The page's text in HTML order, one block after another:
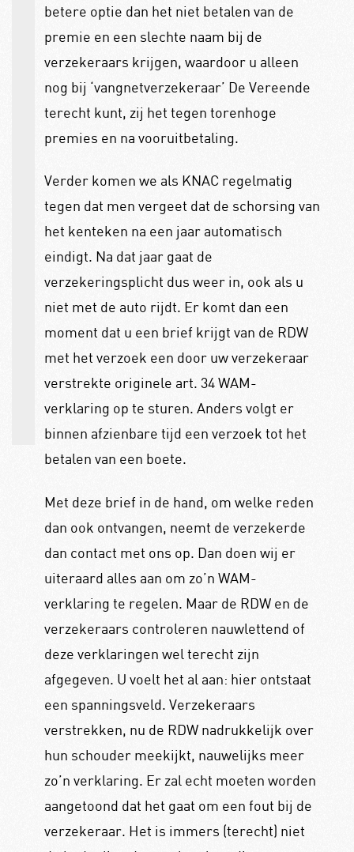
betere optie dan het niet betalen van de
premie en een slechte naam bij de
verzekeraars krijgen, waardoor u alleen
nog bij ‘vangnetverzekeraar’ De Vereende
terecht kunt, zij het tegen torenhoge
premies en na vooruitbetaling.
Verder komen we als KNAC regelmatig
tegen dat men vergeet dat de schorsing van
het kenteken na een jaar automatisch
eindigt. Na dat jaar gaat de
verzekeringsplicht dus weer in, ook als u
niet met de auto rijdt. Er komt dan een
moment dat u een brief krijgt van de RDW
met het verzoek een door uw verzekeraar
verstrekte originele art. 34 WAM-
verklaring op te sturen. Anders volgt er
binnen afzienbare tijd een verzoek tot het
betalen van een boete.
Met deze brief in de hand, om welke reden
dan ook ontvangen, neemt de verzekerde
dan contact met ons op. Dan doen wij er
uiteraard alles aan om zo’n WAM-
verklaring te regelen. Maar de RDW en de
verzekeraars controleren nauwlettend of
deze verklaringen wel terecht zijn
afgegeven. U voelt het al aan: hier ontstaat
een spanningsveld. Verzekeraars
verstrekken, nu de RDW nadrukkelijk over
hun schouder meekijkt, nauwelijks meer
zo’n verklaring. Er zal echt moeten worden
aangetoond dat het gaat om een fout bij de
verzekeraar. Het is immers (terecht) niet